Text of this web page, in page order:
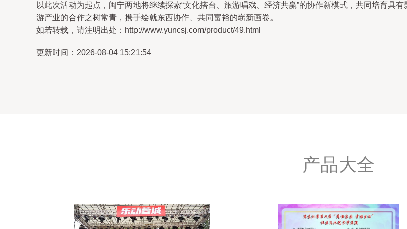
以此次活动为起点，闽宁两地将继续探索“文化搭台、旅游唱戏、经济共赢”的协作新模式，共同培育具
游产业的合作之树常青，携手绘就东西协作、共同富裕的崭新画卷。
如若转载，请注明出处：http://www.yuncsj.com/product/49.html
更新时间：2026-08-04 15:21:54
产品大全